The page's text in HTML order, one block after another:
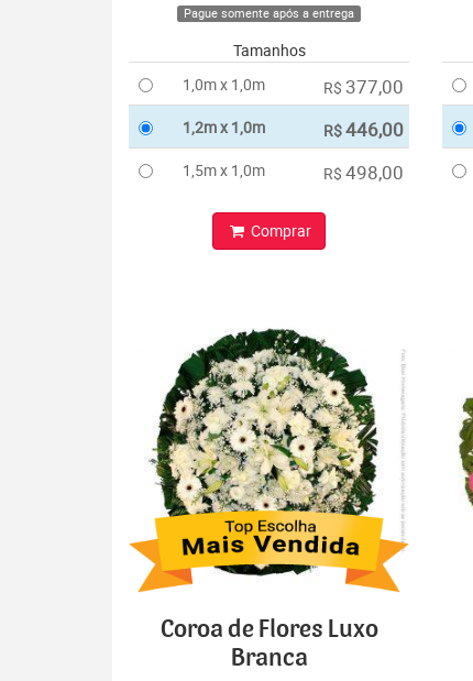
Pague somente após a entrega
Tamanhos
1,0m x 1,0m
R$ 377,00
1,2m x 1,0m R$446,00
1,5m x 1,0m R$ 498,00
Comprar
Coroa de Flores Luxo
Branca